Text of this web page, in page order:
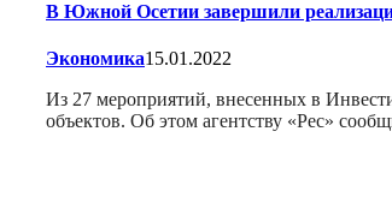
В Южной Осетии завершили
Экономика15.01.2022
Из 27 мероприятий, внесенных в
объектов. Об этом агентству «Рес»